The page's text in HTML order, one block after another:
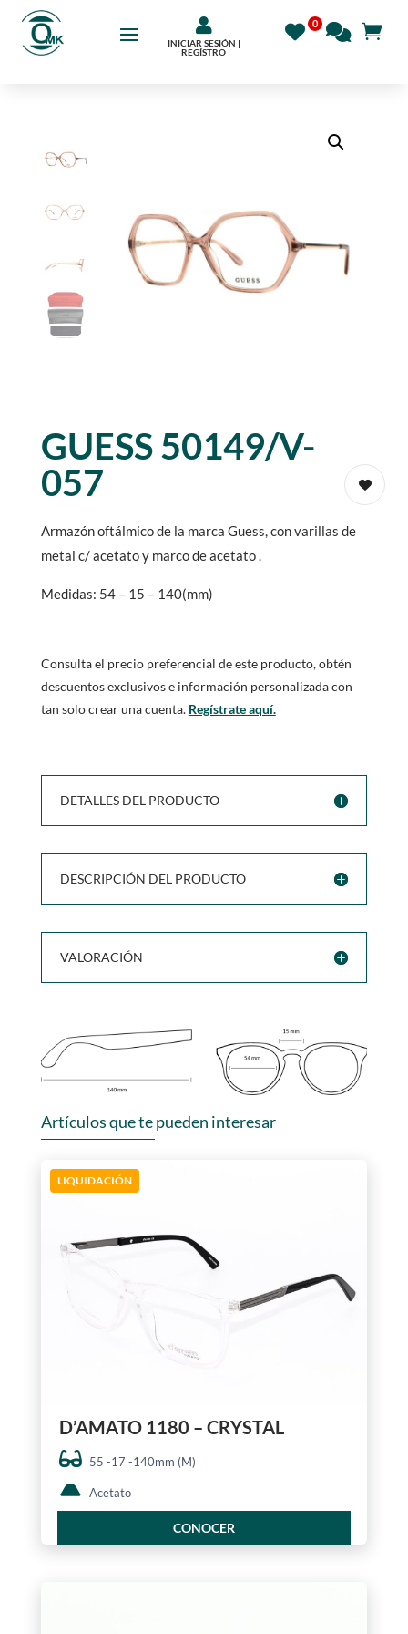

INICIAR SESIÓN |
REGÍSTRO
GUESS 50149/V-
057
Armazón oftálmico de la marca Guess, con varillas de
metal c/ acetato y marco de acetato .
Medidas: 54 – 15 – 140(mm)
Consulta el precio preferencial de este producto, obtén
descuentos exclusivos e información personalizada con
tan solo crear una cuenta. Regístrate aquí.
DETALLES DEL PRODUCTO
DESCRIPCIÓN DEL PRODUCTO
VALORACIÓN
Artículos que te pueden interesar
LIQUIDACIÓN
D’AMATO 1180 – CRYSTAL
55 -17 -140mm (M)
Acetato
CONOCER